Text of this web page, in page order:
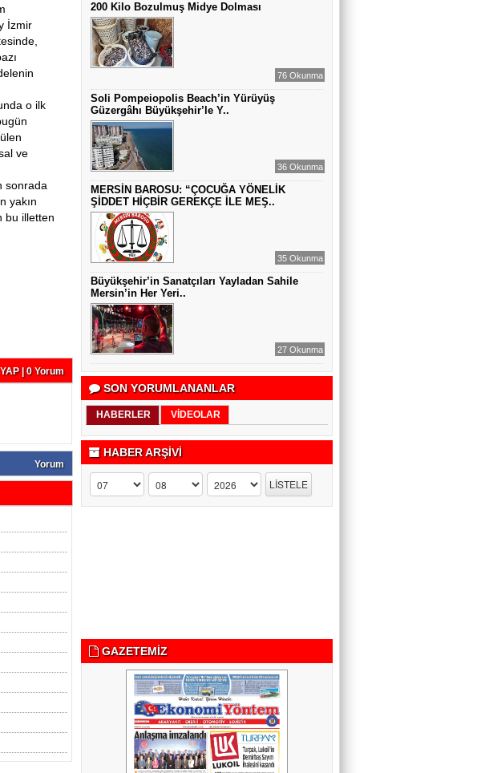
İzmir
o ilk
ve
sonrada
yakın
bu illetten
| 0 Yorum
Yorum
VAHAP DABAKAN Pirincin Taşları
Kurdaki baskılanmanın ekonomideki
etkileri!
200 Kilo Bozulmuş Midye Dolması
76 Okunma
Soli Pompeiopolis Beach’in Yürüyüş
Güzergâhı Büyükşehir’le Y..
36 Okunma
MERSİN BAROSU: “ÇOCUĞA YÖNELİK
ŞİDDET HİÇBİR GEREKÇE İLE MEŞ..
35 Okunma
Büyükşehir’in Sanatçıları Yayladan Sahile
Mersin’in Her Yeri..
27 Okunma
SON YORUMLANANLAR
HABERLER VİDEOLAR
HABER ARŞİVİ
GAZETEMİZ